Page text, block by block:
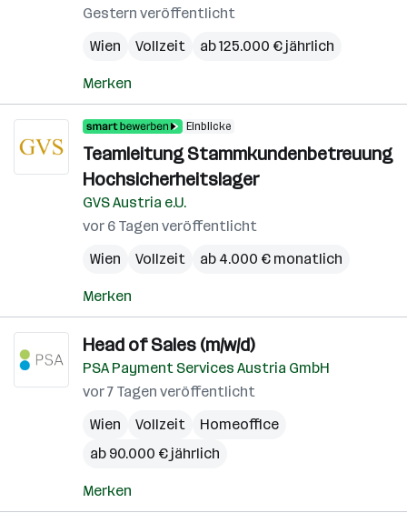
Gestern veröffentlicht
Wien
Vollzeit ab 125.000 € jährlich
Merken
Einblicke
Teamleitung Stammkundenbetreuung
Hochsicherheitslager
GVS Austria e.U.
vor 6 Tagen veröffentlicht
Wien
Vollzeit ab 4.000 € monatlich
Merken
Head of Sales (m/w/d)
PSA Payment Services Austria GmbH
vor 7 Tagen veröffentlicht
Wien
Vollzeit
Homeoffice
ab 90.000 € jährlich
Merken